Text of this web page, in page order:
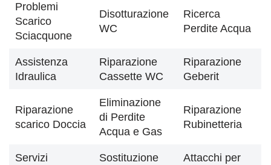
Problemi
Scarico
Sciacquone
Disotturazione
WC
Ricerca
Perdite Acqua
Assistenza
Idraulica
Riparazione
Cassette WC
Riparazione
Geberit
Riparazione
scarico Doccia
Eliminazione
di Perdite
Acqua e Gas
Riparazione
Rubinetteria
Servizi
Sostituzione
Attacchi per